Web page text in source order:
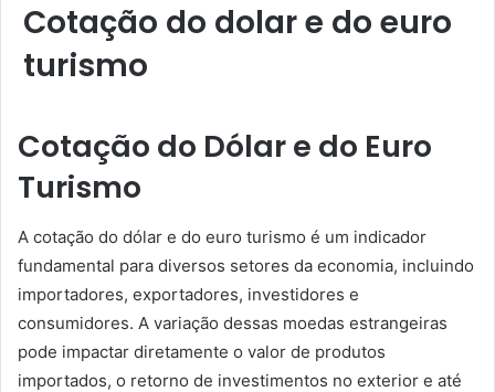
Cotação do dolar e do euro
turismo​
Cotação do Dólar e do Euro
Turismo
A cotação do dólar e do euro turismo é um indicador
fundamental para diversos setores da economia, incluindo
importadores, exportadores, investidores e
consumidores. A variação dessas moedas estrangeiras
pode impactar diretamente o valor de produtos
importados, o retorno de investimentos no exterior e até